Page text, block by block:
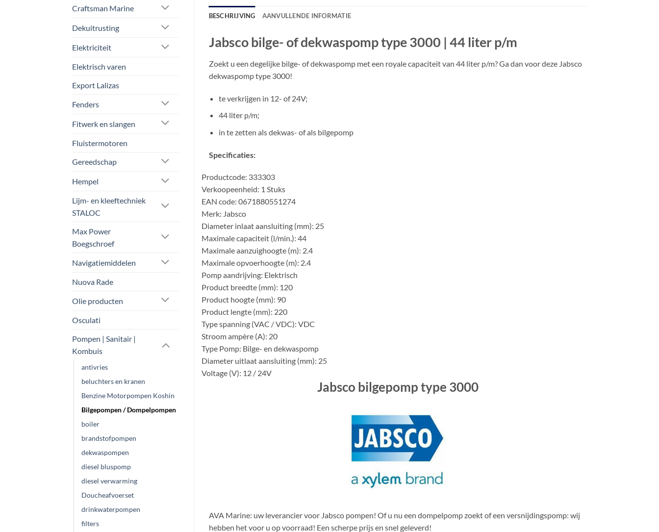
Craftsman Marine
Dekuitrusting
Elektriciteit
Elektrisch varen
Export Lalizas
Fenders
Fitwerk en slangen
Fluistermotoren
Gereedschap
Hempel
Lijm- en kleeftechniek
STALOC
Max Power
Boegschroef
Navigatiemiddelen
Nuova Rade
Olie producten
Osculati
Pompen | Sanitair |
Kombuis
antivries
beluchters en kranen
Benzine Motorpompen Koshin
Bilgepompen / Dompelpompen
boiler
brandstofpompen
dekwaspompen
diesel bluspomp
diesel verwarming
Doucheafvoerset
drinkwaterpompen
filters
BESCHRIJVING AANVULLENDE INFORMATIE
Jabsco bilge- of dekwaspomp type 3000 | 44 liter p/m
Zoekt u een degelijke bilge- of dekwaspomp met een royale capaciteit van 44 liter p/m? Ga dan voor deze Jabsco
dekwaspomp type 3000!
te verkrijgen in 12- of 24V;
44 liter p/m;
in te zetten als dekwas- of als bilgepomp
Specificaties:
Productcode: 333303
Verkoopeenheid: 1 Stuks
EAN code: 0671880551274
Merk: Jabsco
Diameter inlaat aansluiting (mm): 25
Maximale capaciteit (l/min.): 44
Maximale aanzuighoogte (m): 2.4
Maximale opvoerhoogte (m): 2.4
Pomp aandrijving: Elektrisch
Product breedte (mm): 120
Product hoogte (mm): 90
Product lengte (mm): 220
Type spanning (VAC / VDC): VDC
Stroom ampère (A): 20
Type Pomp: Bilge- en dekwaspomp
Diameter uitlaat aansluiting (mm): 25
Voltage (V): 12 / 24V
Jabsco bilgepomp type 3000
AVA Marine: uw leverancier voor Jabsco pompen! Of u nu een dompelpomp zoekt of een versnijdingspomp: wij
hebben het voor u op voorraad! Een scherpe prijs en snel geleverd!